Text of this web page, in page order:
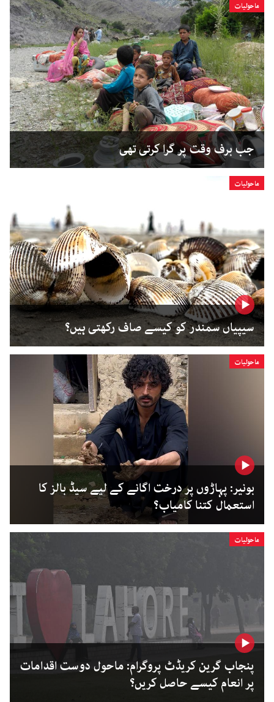
ماحولیات
جب برف وقت پر گرا کرتی تھی
ماحولیات
سیپیاں سمندر کو کیسے صاف رکھتی ہیں؟
ماحولیات
بونیر: پہاڑوں پر درخت اگانے کے لیے سیڈ بالز کا
استعمال کتنا کامیاب؟
ماحولیات
پنجاب گرین کریڈٹ پروگرام: ماحول دوست اقدامات
پر انعام کیسے حاصل کریں؟